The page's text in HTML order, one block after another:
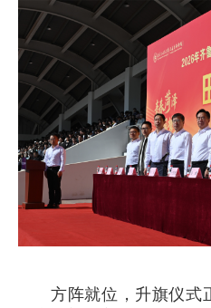
方阵就位，升旗仪式